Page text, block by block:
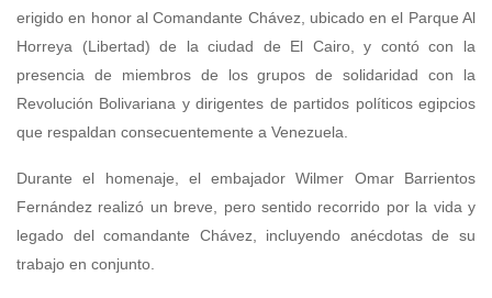
erigido en honor al Comandante Chávez, ubicado en el Parque Al
Horreya (Libertad) de la ciudad de El Cairo, y contó con la
presencia de miembros de los grupos de solidaridad con la
Revolución Bolivariana y dirigentes de partidos políticos egipcios
que respaldan consecuentemente a Venezuela.
Durante el homenaje, el embajador Wilmer Omar Barrientos
Fernández realizó un breve, pero sentido recorrido por la vida y
legado del comandante Chávez, incluyendo anécdotas de su
trabajo en conjunto.